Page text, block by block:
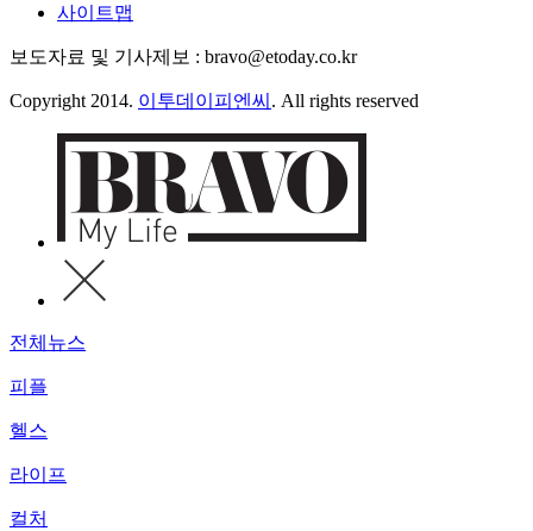
사이트맵
보도자료 및 기사제보 : bravo@etoday.co.kr
Copyright 2014. 이투데이피엔씨 . All rights reserved
전체뉴스
피플
헬스
라이프
컬처